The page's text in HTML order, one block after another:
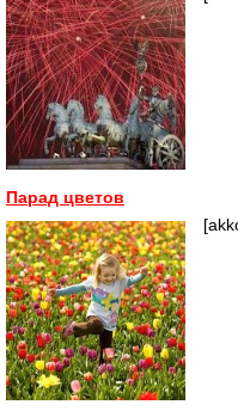
Парад цветов